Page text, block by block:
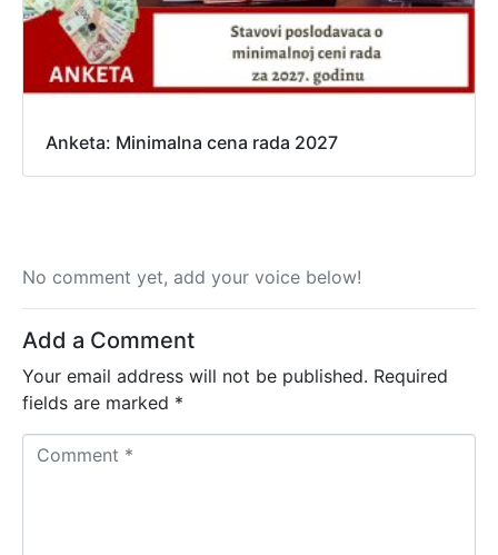
Anketa: Minimalna cena rada 2027
No comment yet, add your voice below!
Add a Comment
Your email address will not be published. Required
fields are marked *